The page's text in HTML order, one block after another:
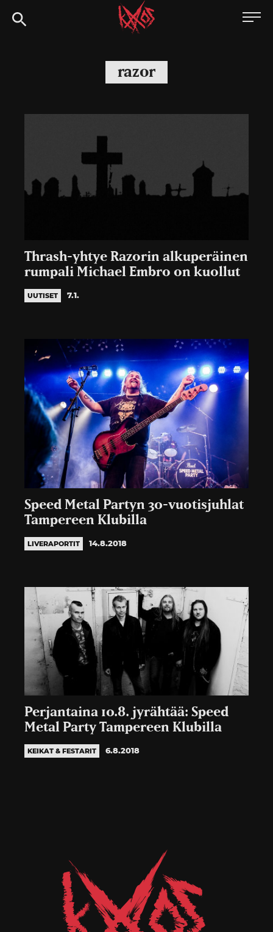
Siirry
suoraan
Kaaoszine
razor
Thrash-yhtye Razorin alkuperäinen
rumpali Michael Embro on kuollut
UUTISET 7.1.
Speed Metal Partyn 30-vuotisjuhlat
Tampereen Klubilla
LIVERAPORTIT 14.8.2018
Perjantaina 10.8. jyrähtää: Speed
Metal Party Tampereen Klubilla
KEIKAT & FESTARIT 6.8.2018